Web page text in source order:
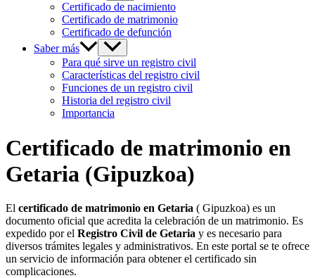
Certificado de nacimiento
Certificado de matrimonio
Certificado de defunción
Saber más
Para qué sirve un registro civil
Características del registro civil
Funciones de un registro civil
Historia del registro civil
Importancia
Certificado de matrimonio en
Getaria (Gipuzkoa)
El certificado de matrimonio en Getaria ( Gipuzkoa) es un
documento oficial que acredita la celebración de un matrimonio. Es
expedido por el Registro Civil de Getaria y es necesario para
diversos trámites legales y administrativos. En este portal se te ofrece
un servicio de información para obtener el certificado sin
complicaciones.